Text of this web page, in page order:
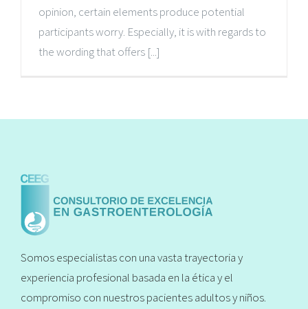
opinion, certain elements produce potential
participants worry. Especially, it is with regards to
the wording that offers [...]
Somos especialistas con una vasta trayectoria y
experiencia profesional basada en la ética y el
compromiso con nuestros pacientes adultos y niños.